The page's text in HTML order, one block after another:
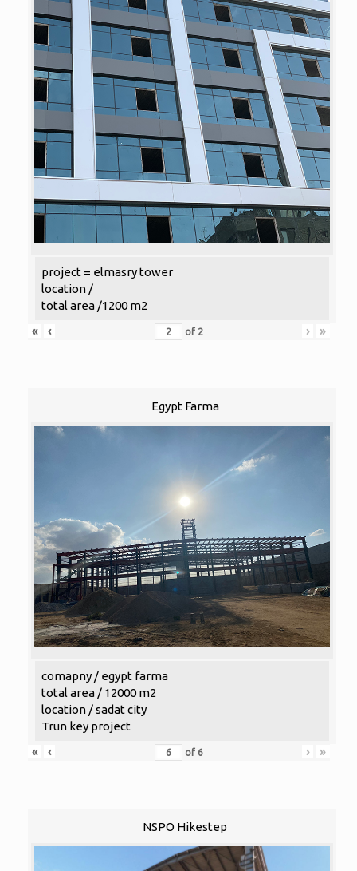
project = elmasry tower
location /
total area /1200 m2
«
‹ of 2 › »
Egypt Farma
comapny / egypt farma
total area / 12000 m2
location / sadat city
Trun key project
«
‹ of 6 › »
NSPO Hikestep